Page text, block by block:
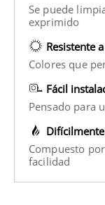
Se puede
exprimido
Resistente
Colores que
Fácil
Pensado para
Compuesto
facilidad